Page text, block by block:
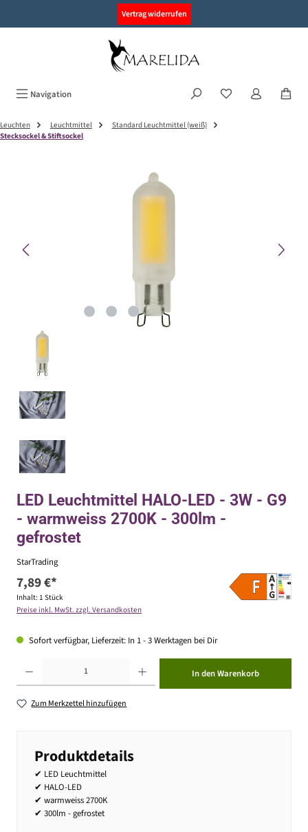
Vertrag widerrufen
Navigation
Leuchten Leuchtmittel
Standard Leuchtmittel (weiß)
Stecksockel & Stiftsockel
LED Leuchtmittel HALO-LED - 3W - G9
- warmweiss 2700K - 300lm -
gefrostet
StarTrading
7,89 €*
Inhalt: 1 Stück
Preise inkl. MwSt. zzgl. Versandkosten
Sofort verfügbar, Lieferzeit: In 1 - 3 Werktagen bei Dir
In den Warenkorb
Zum Merkzettel hinzufügen
Produktdetails
✔ LED Leuchtmittel
✔ HALO-LED
✔ warmweiss 2700K
✔ 300lm - gefrostet